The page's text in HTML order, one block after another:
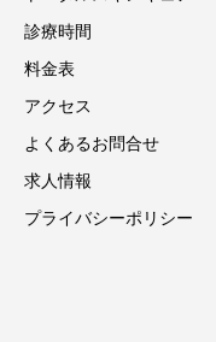
診療時間
料金表
アクセス
よくあるお問合せ
求人情報
プライバシーポリシー